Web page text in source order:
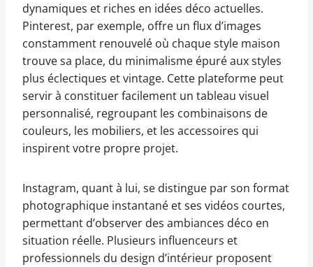
dynamiques et riches en idées déco actuelles.
Pinterest, par exemple, offre un flux d’images
constamment renouvelé où chaque style maison
trouve sa place, du minimalisme épuré aux styles
plus éclectiques et vintage. Cette plateforme peut
servir à constituer facilement un tableau visuel
personnalisé, regroupant les combinaisons de
couleurs, les mobiliers, et les accessoires qui
inspirent votre propre projet.
Instagram, quant à lui, se distingue par son format
photographique instantané et ses vidéos courtes,
permettant d’observer des ambiances déco en
situation réelle. Plusieurs influenceurs et
professionnels du design d’intérieur proposent